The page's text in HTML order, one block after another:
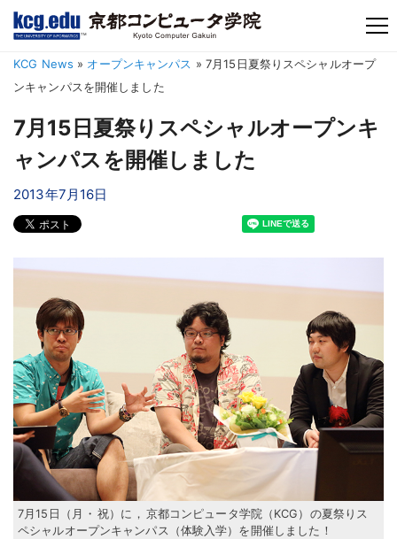
TM
KCG News » オープンキャンパス » 7月15日夏祭りスペシャルオープ
ンキャンパスを開催しました
7月15日夏祭りスペシャルオープンキ
ャンパスを開催しました
2013年7月16日
7月15日（月 ・ 祝）に ， 京都コンピュータ学院（KCG）の夏祭りス
ペシャルオープンキャンパス（体験入学）を開催しました ！